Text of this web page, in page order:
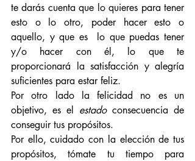
te darás cuenta que lo quieres para tener
esto o lo otro, poder hacer esto o
aquello, y que es  lo que puedas tener
y/o hacer con él, lo que te
proporcionará la satisfacción y alegría
suficientes para estar feliz.
Por otro lado la felicidad no es un
objetivo, es el estado consecuencia de
conseguir tus propósitos.
Por ello, cuidado con la elección de tus
propósitos, tómate tu tiempo para